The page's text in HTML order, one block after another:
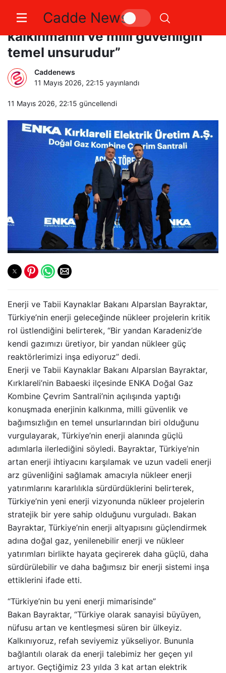
Cadde News
Bakan Bayraktar: “Enerji,
kalkınmanın ve milli güvenliğin
temel unsurudur”
Caddenews
11 Mayıs 2026, 22:15 yayınlandı
11 Mayıs 2026, 22:15 güncellendi
Enerji ve Tabii Kaynaklar Bakanı Alparslan Bayraktar,
Türkiye’nin enerji geleceğinde nükleer projelerin kritik
rol üstlendiğini belirterek, “Bir yandan Karadeniz’de
kendi gazımızı üretiyor, bir yandan nükleer güç
reaktörlerimizi inşa ediyoruz” dedi.
Enerji ve Tabii Kaynaklar Bakanı Alparslan Bayraktar,
Kırklareli’nin Babaeski ilçesinde ENKA Doğal Gaz
Kombine Çevrim Santrali’nin açılışında yaptığı
konuşmada enerjinin kalkınma, milli güvenlik ve
bağımsızlığın en temel unsurlarından biri olduğunu
vurgulayarak, Türkiye’nin enerji alanında güçlü
adımlarla ilerlediğini söyledi. Bayraktar, Türkiye’nin
artan enerji ihtiyacını karşılamak ve uzun vadeli enerji
arz güvenliğini sağlamak amacıyla nükleer enerji
yatırımlarını kararlılıkla sürdürdüklerini belirterek,
Türkiye’nin yeni enerji vizyonunda nükleer projelerin
stratejik bir yere sahip olduğunu vurguladı. Bakan
Bayraktar, Türkiye’nin enerji altyapısını güçlendirmek
adına doğal gaz, yenilenebilir enerji ve nükleer
yatırımları birlikte hayata geçirerek daha güçlü, daha
sürdürülebilir ve daha bağımsız bir enerji sistemi inşa
ettiklerini ifade etti.
“Türkiye’nin bu yeni enerji mimarisinde”
Bakan Bayraktar, “Türkiye olarak sanayisi büyüyen,
nüfusu artan ve kentleşmesi süren bir ülkeyiz.
Kalkınıyoruz, refah seviyemiz yükseliyor. Bununla
bağlantılı olarak da enerji talebimiz her geçen yıl
artıyor. Geçtiğimiz 23 yılda 3 kat artan elektrik